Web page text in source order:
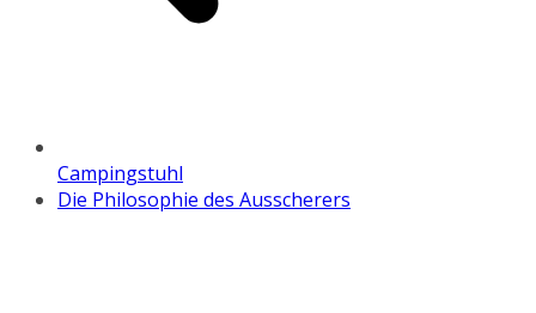
Campingstuhl
Die Philosophie des Ausscherers